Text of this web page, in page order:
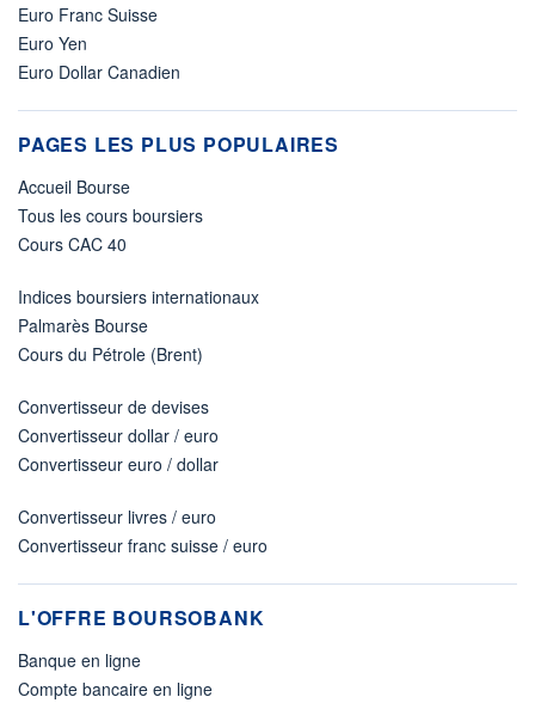
Euro Franc Suisse
Euro Yen
Euro Dollar Canadien
PAGES LES PLUS POPULAIRES
Accueil Bourse
Tous les cours boursiers
Cours CAC 40
Indices boursiers internationaux
Palmarès Bourse
Cours du Pétrole (Brent)
Convertisseur de devises
Convertisseur dollar / euro
Convertisseur euro / dollar
Convertisseur livres / euro
Convertisseur franc suisse / euro
L'OFFRE BOURSOBANK
Banque en ligne
Compte bancaire en ligne